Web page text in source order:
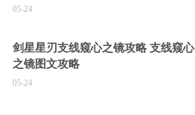
05-24
剑星星刃支线窥心之镜攻略 支线窥心
之镜图文攻略
05-24